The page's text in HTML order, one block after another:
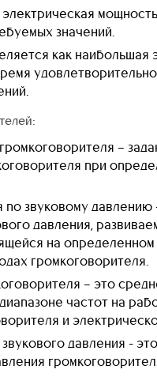
значений.
как наибольшая
–
при
звуковому
давления,
на
громкоговорителя.
– это
частот на
и
давления -